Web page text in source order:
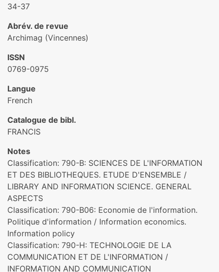
34-37
Abrév. de revue
Archimag (Vincennes)
ISSN
0769-0975
Langue
French
Catalogue de bibl.
FRANCIS
Notes
Classification: 790-B: SCIENCES DE L'INFORMATION
ET DES BIBLIOTHEQUES. ETUDE D'ENSEMBLE /
LIBRARY AND INFORMATION SCIENCE. GENERAL
ASPECTS
Classification: 790-B06: Economie de l'information.
Politique d'information / Information economics.
Information policy
Classification: 790-H: TECHNOLOGIE DE LA
COMMUNICATION ET DE L'INFORMATION /
INFORMATION AND COMMUNICATION